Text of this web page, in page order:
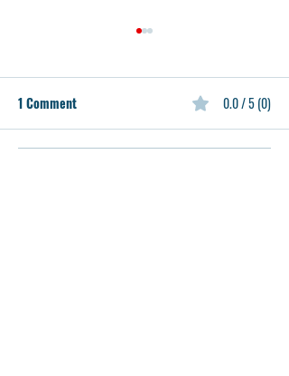
1 Comment 0.0 / 5 (0)